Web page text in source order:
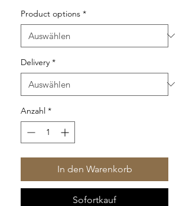
Product options *
Delivery *
Anzahl *
In den Warenkorb
Sofortkauf